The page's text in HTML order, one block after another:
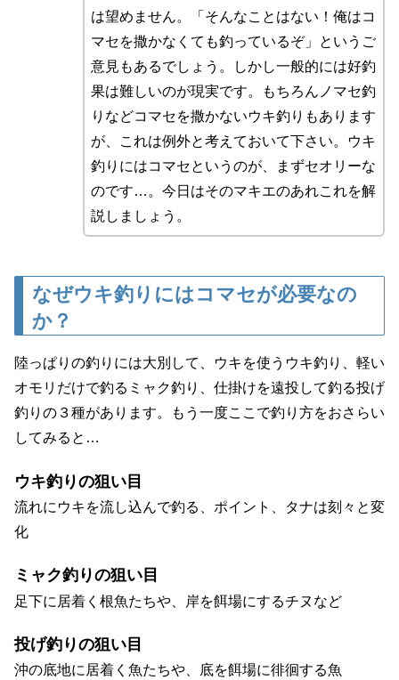
は望めません。「そんなことはない！俺はコ
マセを撒かなくても釣っているぞ」というご
意見もあるでしょう。しかし一般的には好釣
果は難しいのが現実です。もちろんノマセ釣
りなどコマセを撒かないウキ釣りもあります
が、これは例外と考えておいて下さい。ウキ
釣りにはコマセというのが、まずセオリーな
のです…。今日はそのマキエのあれこれを解
説しましょう。
なぜウキ釣りにはコマセが必要なの
か？
陸っぱりの釣りには大別して、ウキを使うウキ釣り、軽い
オモリだけで釣るミャク釣り、仕掛けを遠投して釣る投げ
釣りの３種があります。もう一度ここで釣り方をおさらい
してみると…
ウキ釣りの狙い目
流れにウキを流し込んで釣る、ポイント、タナは刻々と変
化
ミャク釣りの狙い目
足下に居着く根魚たちや、岸を餌場にするチヌなど
投げ釣りの狙い目
沖の底地に居着く魚たちや、底を餌場に徘徊する魚